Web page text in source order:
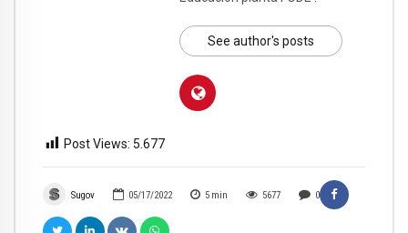
Sugov 05/17/2022 5 min 5677 0
See author's posts
Post Views: 5.677